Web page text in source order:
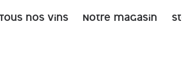
Tous nos vins Notre magasin